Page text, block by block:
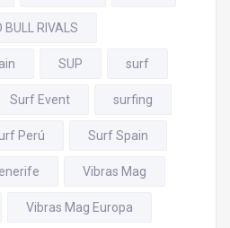
BULL RIVALS
SUP surf
Surf Event surfing
Perú Surf Spain
Vibras Mag
Vibras Mag Europa